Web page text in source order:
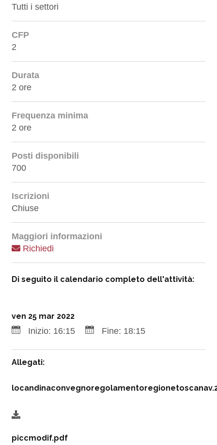
Tutti i settori
CFP
2
Durata
2 ore
Frequenza minima
2 ore
Posti disponibili
700
Iscrizioni
Chiuse
Maggiori informazioni
Richiedi
Di seguito il calendario completo dell'attività:
ven 25 mar 2022
Inizio: 16:15 Fine: 18:15
Allegati:
piccmodif.pdf